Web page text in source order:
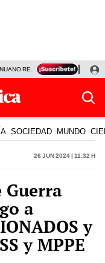
RESULTADOS HOY
SOCIEDAD MUNDO
26 Jun 2024 | 11:32 h
Guerra
a
y
y MPPE